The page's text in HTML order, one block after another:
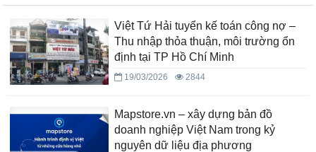
Việt Tứ Hải tuyển kế toán công nợ –
Thu nhập thỏa thuận, môi trường ổn
định tại TP Hồ Chí Minh
19/03/2026 2844
Mapstore.vn – xây dựng bản đồ
doanh nghiệp Việt Nam trong kỷ
nguyên dữ liệu địa phương